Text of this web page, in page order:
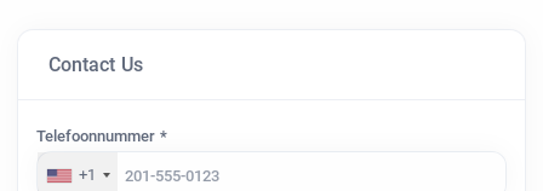
Contact Us
Telefoonnummer *
+1